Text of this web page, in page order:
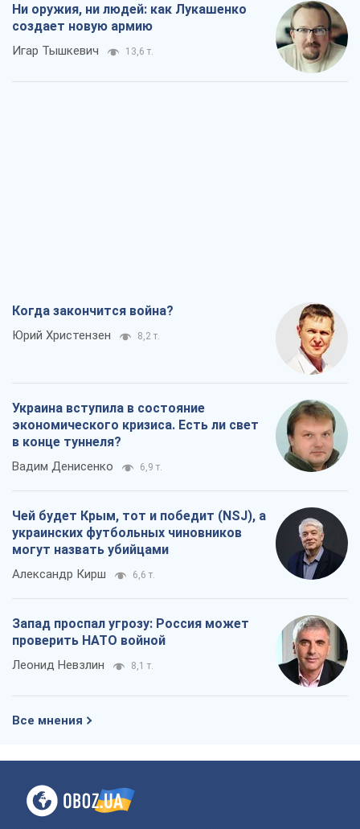
Ни оружия, ни людей: как Лукашенко
создает новую армию
Игар Тышкевич 13,6 т.
Когда закончится война?
Юрий Христензен 8,2 т.
Украина вступила в состояние
экономического кризиса. Есть ли свет
в конце туннеля?
Вадим Денисенко 6,9 т.
Чей будет Крым, тот и победит (NSJ), а
украинских футбольных чиновников
могут назвать убийцами
Александр Кирш 6,6 т.
Запад проспал угрозу: Россия может
проверить НАТО войной
Леонид Невзлин 8,1 т.
Все мнения